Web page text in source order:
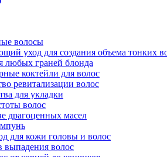
волосы
уход для создания объема тонких
любых граней блонда
коктейли для волос
ревитализации волос
для укладки
волос
драгоценных масел
для кожи головы и волос
выпадения волос